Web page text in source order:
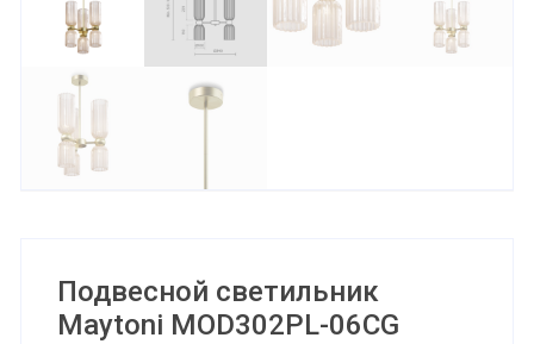
Подвесной светильник
Maytoni MOD302PL-06CG